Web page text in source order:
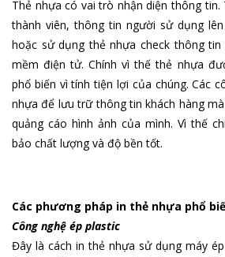
Thẻ nhựa có vai trò nhận diện thông
thành viên, thông tin người sử dụng
hoặc sử dụng thẻ nhựa check thông
mềm điện tử. Chính vì thế thẻ nhựa
phổ biến vì tính tiện lợi của chúng. Các
nhựa để lưu trữ thông tin khách hàng
quảng cáo hình ảnh của mình. Vì thế
bảo chất lượng và độ bền tốt.
Các phương pháp in thẻ nhựa phổ
Công nghệ ép plastic
Đây là cách in thẻ nhựa sử dụng máy